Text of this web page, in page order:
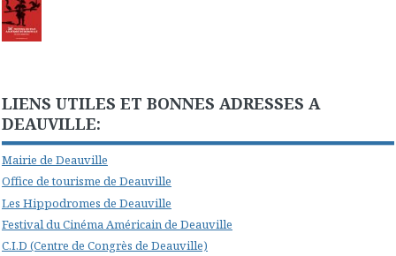
LIENS UTILES ET BONNES ADRESSES A
DEAUVILLE:
Mairie de Deauville
Office de tourisme de Deauville
Les Hippodromes de Deauville
Festival du Cinéma Américain de Deauville
C.I.D (Centre de Congrès de Deauville)